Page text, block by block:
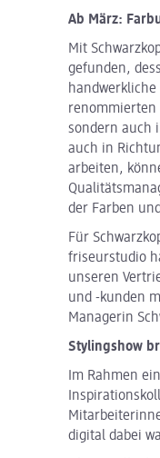
Ab März:
Mit
gefunden,
renommierten
sondern auch
auch in
arbeiten,
der Farben
Für
friseurstudio
unseren
und -kunden
Managerin
Stylingshow
Im Rahmen
digital dabei